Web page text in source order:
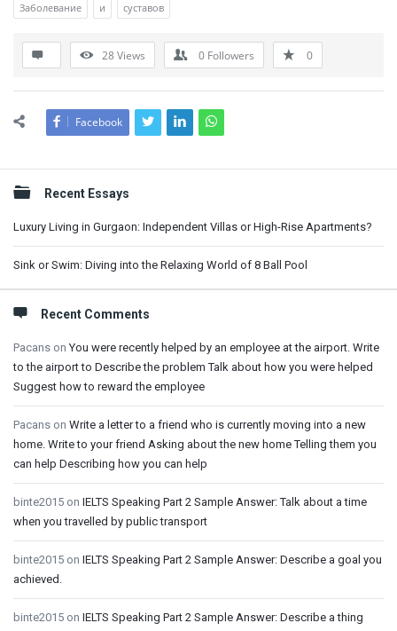
Заболевание и суставов
28Views 0 Followers 0
Facebook
Sidebar
Recent Essays
Luxury Living in Gurgaon: Independent Villas or High-Rise Apartments?
Sink or Swim: Diving into the Relaxing World of 8 Ball Pool
Recent Comments
Pacans onYou were recently helped by an employee at the airport. Write
to the airport to Describe the problem Talk about how you were helped
Suggest how to reward the employee
Pacans on Write a letter to a friend who is currently moving into a new
home. Write to your friend Asking about the new home Telling them you
can help Describing how you can help
binte2015 on IELTS Speaking Part 2 Sample Answer: Talk about a time
when you travelled by public transport
binte2015 on IELTS Speaking Part 2 Sample Answer: Describe a goal you
achieved.
binte2015 on IELTS Speaking Part 2 Sample Answer: Describe a thing